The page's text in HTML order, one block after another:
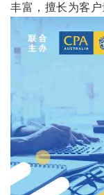
丰富，擅长为客户